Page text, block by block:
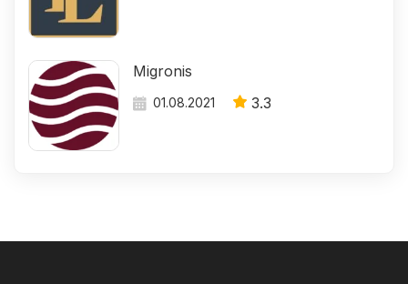
Migronis
01.08.2021 3.3